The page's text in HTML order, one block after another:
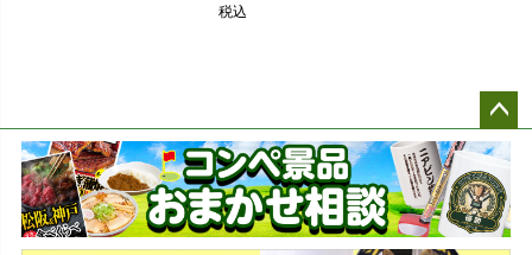
税込
ペー
ジト
ップ
へ